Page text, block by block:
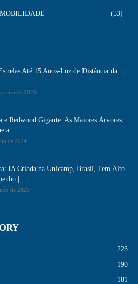
53
Até 15 Anos-Luz de Distância da
de 2025
e Redwood Gigante: As Maiores Árvores
|...
de 2024
IA Criada na Unicamp, Brasil, Tem Alto
|...
de 2025
223
190
181